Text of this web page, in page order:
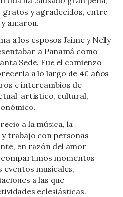
gratos y agradecidos, entre
amaron.
a los esposos Jaime y Nelly
a Panamá como
Sede. Fue el comienzo
a lo largo de 40 años
e intercambios de
artístico, cultural,
a la música, la
trabajo con personas
en razón del amor
momentos
eventos musicales,
a las que
eclesiásticas.